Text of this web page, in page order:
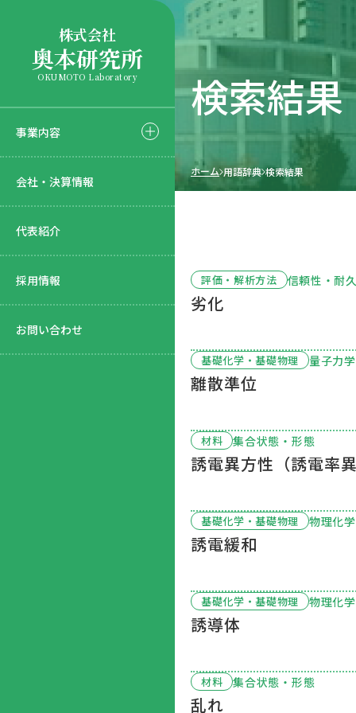
株式会社
奥本研究所
OKUMOTO Laboratory
事業内容
会社・決算情報
代表紹介
採用情報
お問い合わせ
検索結果
ホーム 用語辞典 検索結果
評価・解析方法 信頼性・耐
劣化
基礎化学・基礎物理 量子力学
離散準位
材料 集合状態・形態
誘電異方性（誘電率
基礎化学・基礎物理 物理化学
誘電緩和
基礎化学・基礎物理 物理化学
誘導体
材料 集合状態・形態
乱れ